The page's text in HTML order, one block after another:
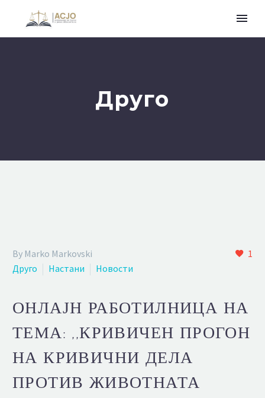
Друго
1
By Marko Markovski
Друго
Настани Новости
ОНЛАЈН РАБОТИЛНИЦА НА
ТЕМА: ,,КРИВИЧЕН ПРОГОН
НА КРИВИЧНИ ДЕЛА
ПРОТИВ ЖИВОТНАТА